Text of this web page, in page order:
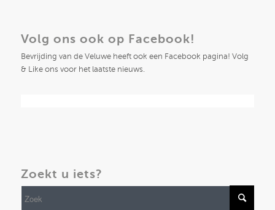
Volg ons ook op Facebook!
Bevrijding van de Veluwe heeft ook een Facebook pagina! Volg
& Like ons voor het laatste nieuws.
Zoekt u iets?